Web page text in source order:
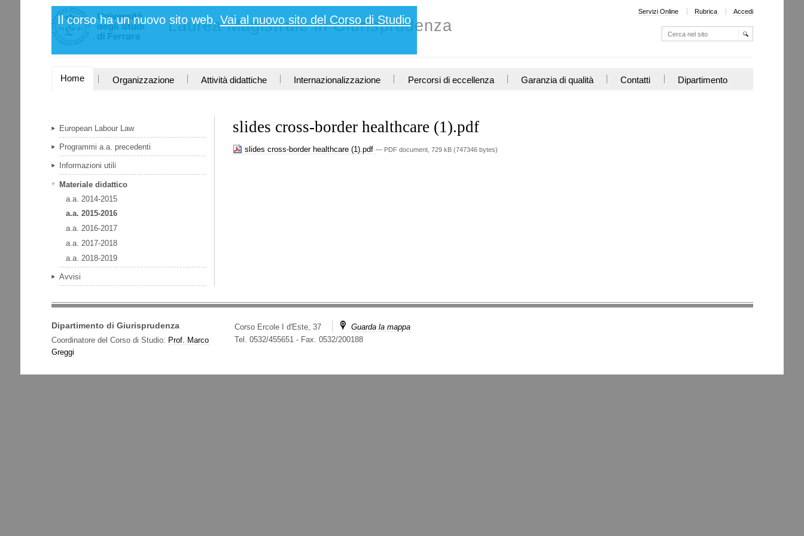
contenuti.
Salta
navigazione
Strumenti
personali
Il corso ha un nuovo sito web. Vai al nuovo sito del Corso di Studio
Laurea Magistrale in Giurisprudenza
Servizi Online Rubrica Accedi
Cerca nel sito
SEZIONI
Home Organizzazione Attività didattiche Internazionalizzazione Percorsi di eccellenza Garanzia di qualità Contatti Dipartimento
slides cross-border healthcare (1).pdf
slides cross-border healthcare (1).pdf — PDF document, 729 kB (747346 bytes)
European Labour Law
Programmi a.a. precedenti
Informazioni utili
Materiale didattico
a.a. 2014-2015
a.a. 2015-2016
a.a. 2016-2017
a.a. 2017-2018
a.a. 2018-2019
Avvisi
Dipartimento di Giurisprudenza
Coordinatore del Corso di Studio: Prof. Marco
Greggi
Corso Ercole I d'Este, 37
Guarda la mappa
Tel. 0532/455651- Fax. 0532/200188